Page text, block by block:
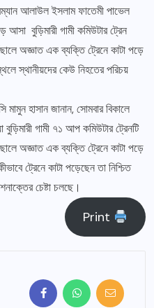
আলাউল ইসলাম ফাতেমী পাভেল
আসা বুড়িমারী গামী কমিউটার ট্রেন
অজ্ঞাত এক ব্যক্তি ট্রেনে কাটা পড়ে
স্থানীয়দের কেউ নিহতের পরিচয়
মামুন হাসান জানান, সোমবার বিকালে
বুড়িমারী গামী ৭১ আপ কমিউটার ট্রেনটি
অজ্ঞাত এক ব্যক্তি ট্রেনে কাটা পড়ে
ট্রেনে কাটা পড়েছেন তা নিশ্চিত
চেষ্টা চলছে।
Print